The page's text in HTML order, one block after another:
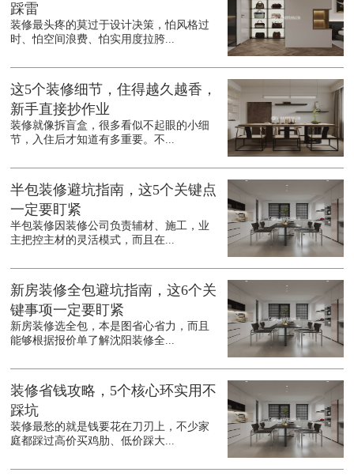
踩雷
装修最头疼的莫过于设计决策，怕风格过
时、怕空间浪费、怕实用度拉胯...
这5个装修细节，住得越久越香，
新手直接抄作业
装修就像拆盲盒，很多看似不起眼的小细
节，入住后才知道有多重要。不...
半包装修避坑指南，这5个关键点
一定要盯紧
半包装修因装修公司负责辅材、施工，业
主把控主材的灵活模式，而且在...
新房装修全包避坑指南，这6个关
键事项一定要盯紧
新房装修选全包，本是图省心省力，而且
能够根据报价单了解沈阳装修全...
装修省钱攻略，5个核心环实用不
踩坑
装修最愁的就是钱要花在刀刃上，不少家
庭都踩过高价买鸡肋、低价踩大...